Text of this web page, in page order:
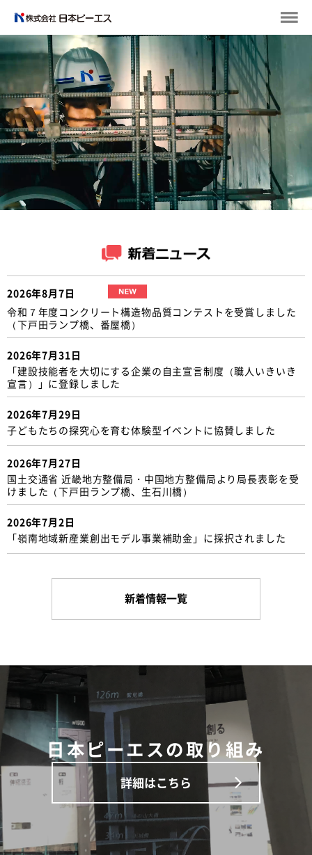
2026年8月7日
令和７年度コンクリート構造物品質コンテストを受賞しました
（下戸田ランプ橋、番屋橋）
2026年7月31日
「建設技能者を大切にする企業の自主宣言制度（職人いきいき
宣言）」に登録しました
2026年7月29日
子どもたちの探究心を育む体験型イベントに協賛しました
2026年7月27日
国土交通省 近畿地方整備局・中国地方整備局より局長表彰を受
けました（下戸田ランプ橋、生石川橋）
2026年7月2日
「嶺南地域新産業創出モデル事業補助金」に採択されました
新着情報一覧
日本ピーエスの取り組み
詳細はこちら